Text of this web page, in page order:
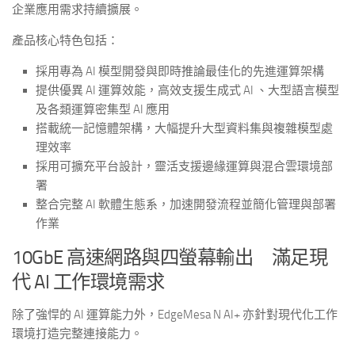
企業應用需求持續擴展。
產品核心特色包括：
採用專為 AI 模型開發與即時推論最佳化的先進運算架構
提供優異 AI 運算效能，高效支援生成式 AI 、大型語言模型
及各類運算密集型 AI 應用
搭載統一記憶體架構，大幅提升大型資料集與複雜模型處
理效率
採用可擴充平台設計，靈活支援邊緣運算與混合雲環境部
署
整合完整 AI 軟體生態系，加速開發流程並簡化管理與部署
作業
10GbE 高速網路與四螢幕輸出 滿足現
代 AI 工作環境需求
除了強悍的 AI 運算能力外，EdgeMesa N AI+ 亦針對現代化工作
環境打造完整連接能力。